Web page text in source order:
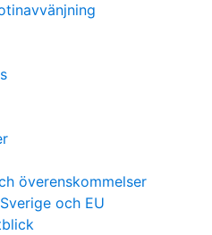
överenskommelser
och EU